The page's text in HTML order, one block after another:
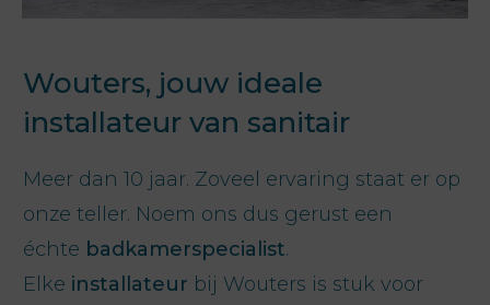
Wouters, jouw ideale
installateur van sanitair
Meer dan 10 jaar. Zoveel ervaring staat er op
onze teller. Noem ons dus gerust een
échte badkamerspecialist.
Elke installateur bij Wouters is stuk voor